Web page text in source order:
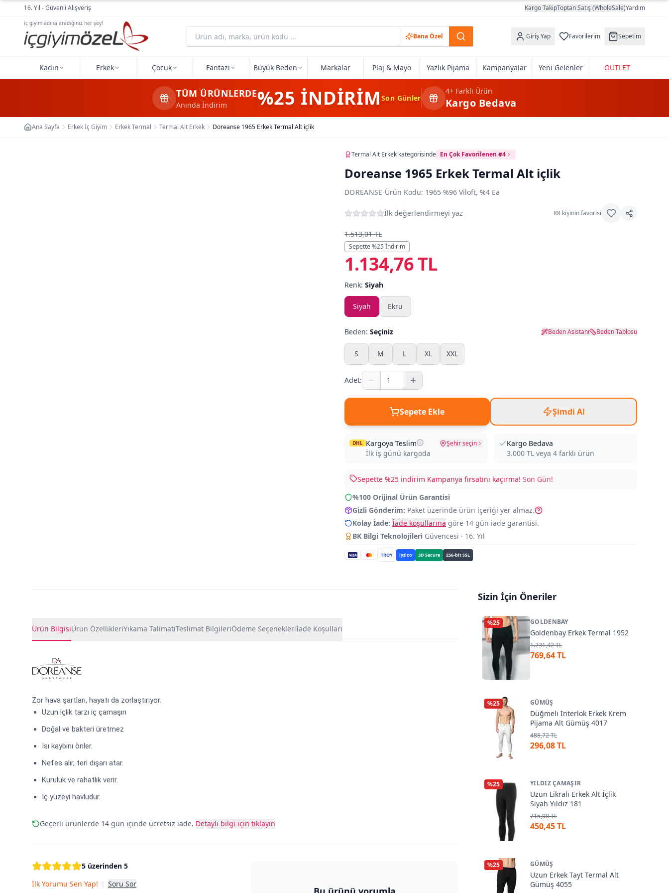
Ana içeriğe geç16. Yıl - Güvenli Alışveriş Kargo TakipToptan Satış (WholeSale)Yardım
iç giyim adına aradığınız her şey!
Bana Özel Giriş Yap Favorilerim Sepetim
Kadın Erkek Çocuk Fantazi Büyük Beden Markalar Plaj & Mayo Yazlık Pijama Kampanyalar Yeni Gelenler OUTLET
TÜM ÜRÜNLERDE
Anında İndirim %25 İNDİRİMSon Günler
4+Farklı Ürün
Kargo Bedava
Ana Sayfa Erkek İç Giyim Erkek Termal Termal Alt Erkek Doreanse 1965 Erkek Termal Alt içlik
Termal Alt Erkek kategorisinde En Çok Favorilenen #4
Doreanse 1965 Erkek Termal Alt içlik
DOREANSE·Ürün Kodu: 1965·%96 Viloft, %4 Ea
İlk değerlendirmeyi yaz 88 kişinin favorisi
1.513,01 TL
Sepette %25 İndirim
1.134,76 TL
Renk: Siyah
Siyah Ekru
Beden: Seçiniz Beden Asistanı Beden Tablosu
S M L XL XXL
Adet:
Sepete Ekle Şimdi Al
DHL Kargoya Teslim
İlk iş günü kargoda
Şehir seçin
Kargo Bedava
3.000 TL veya 4 farklı ürün
Sepette %25 indirim Kampanya fırsatını kaçırma! Son Gün!
%100 Orijinal Ürün Garantisi
Gizli Gönderim: Paket üzerinde ürün içeriği yer almaz.
Kolay İade: İade koşullarına göre 14 gün iade garantisi.
BK Bilgi Teknolojileri Güvencesi · 16. Yıl
TROY iyzico 3D Secure 256-bit SSL
Ürün BilgisiÜrün ÖzellikleriYıkama TalimatıTeslimat BilgileriÖdeme Seçenekleriİade Koşulları
Zor hava şartları, hayatı da zorlaştırıyor.
Uzun içlik tarzı iç çamaşırı
Doğal ve bakteri üretmez
Isı kaybını önler.
Nefes alır, teri dışarı atar.
Kuruluk ve rahatlık verir.
İç yüzeyi havludur.
Geçerli ürünlerde 14 gün içinde ücretsiz iade. Detaylı bilgi için tıklayın
5 üzerinden 5
İlk Yorumu Sen Yap! | Soru Sor
Sizin İçin Öneriler
%25 GOLDENBAY
Goldenbay Erkek Termal 1952
1.231,42 TL
769,64 TL
%25 GÜMÜŞ
Düğmeli İnterlok Erkek Krem
Pijama Alt Gümüş 4017
488,72 TL
296,08 TL
%25 YILDIZ ÇAMAŞIR
Uzun Likralı Erkek Alt İçlik
Siyah Yıldız 181
715,00 TL
450,45 TL
%25 GÜMÜŞ
Uzun Erkek Tayt Termal Alt
Gümüş 4055